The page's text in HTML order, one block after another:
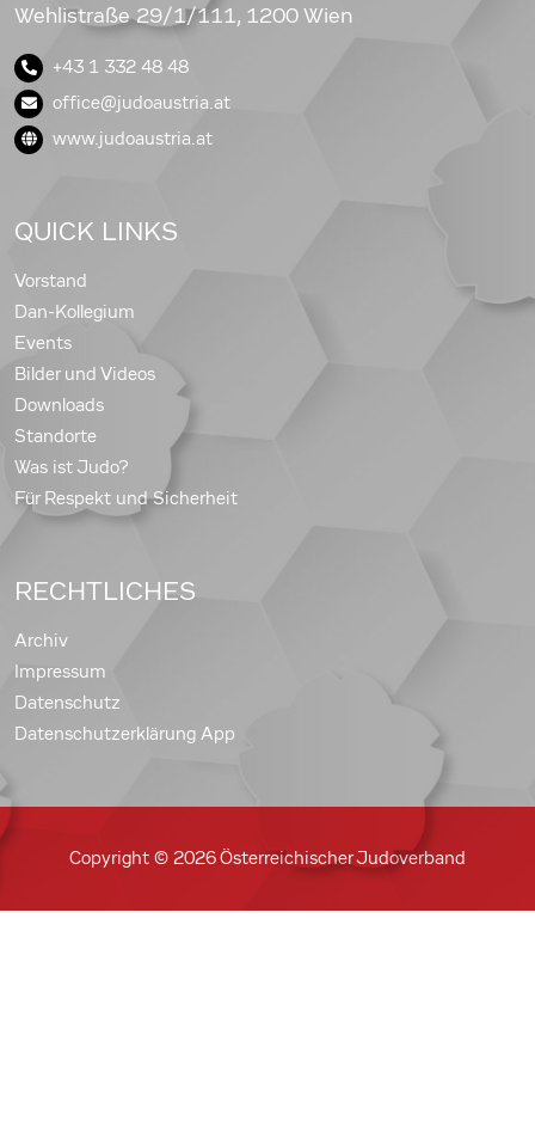
Wehlistraße 29/1/111, 1200 Wien
+43 1 332 48 48
office@judoaustria.at
www.judoaustria.at
QUICK LINKS
Vorstand
Dan-Kollegium
Events
Bilder und Videos
Downloads
Standorte
Was ist Judo?
Für Respekt und Sicherheit
RECHTLICHES
Archiv
Impressum
Datenschutz
Datenschutzerklärung App
Copyright © 2026 Österreichischer Judoverband